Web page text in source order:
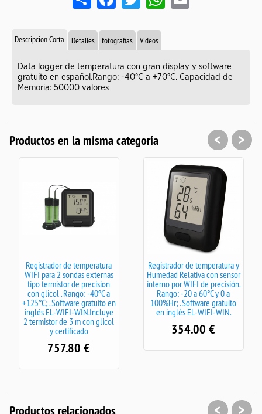
Descripcion Corta Detalles fotografias Videos
Data logger de temperatura con gran display y software
gratuito en español.Rango: -40ºC a +70ºC. Capacidad de
Memoria: 50000 valores
Productos en la misma categoría
Registrador de temperatura
WIFI para 2 sondas externas
tipo termistor de precision
con glicol . Rango: -40ºC a
+125°C; . Software gratuito en
inglés EL-WIFI-WIN.Incluye
2 termistor de 3 m con glicol
y certificado
757.80 €
Registrador de temperatura y
Humedad Relativa con sensor
interno por WIFI de precisión.
Rango: -20 a 60°C y 0 a
100%Hr; . Software gratuito
en inglés EL-WIFI-WIN.
354.00 €
< >
Productos relacionados < >